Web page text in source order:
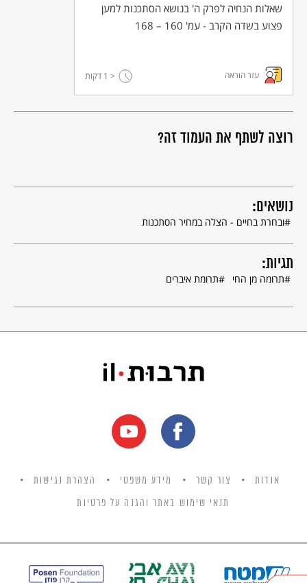
רוצה לשתף את העמוד זה?
שאלות הנחיה לפרק ה' בנושא הסתכנות למען
פצוע בשדה הקרב - עמ' 160 – 168
עזר הוראה < 1 דקות
נושאים:
ובחרת בחיים - הצלה במחיר הסתכנות
תגיות:
תרומה מן החי תרומת איברים
אודות צור קשר מידע משפטי הצהרת נגישות
תנאי שימוש באתר והגנה על פרטיות